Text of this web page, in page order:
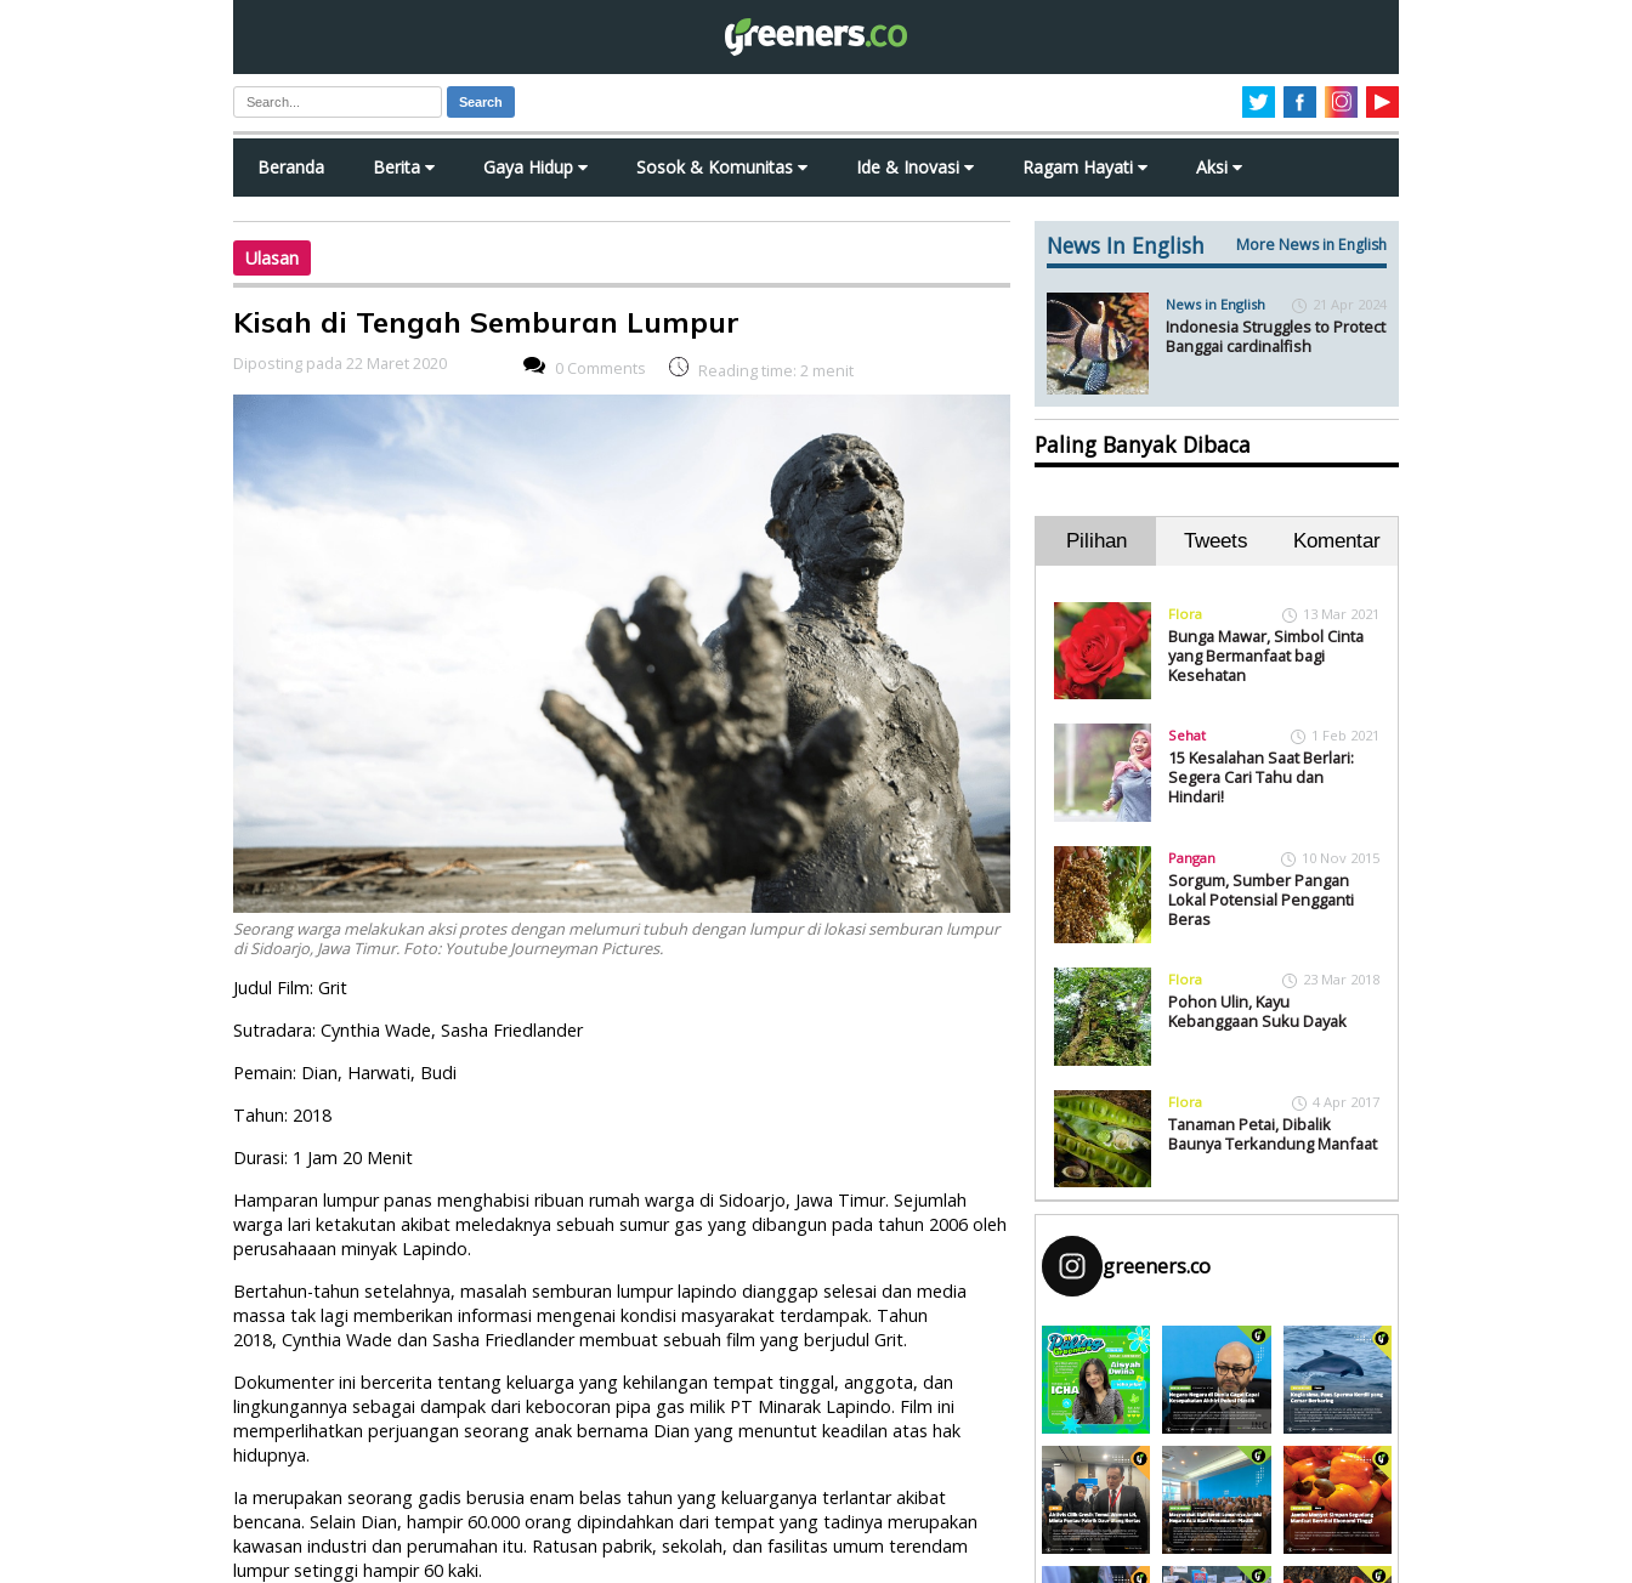
Search
Beranda Berita Gaya Hidup Sosok & Komunitas Ide & Inovasi Ragam Hayati Aksi
Ulasan
Kisah di Tengah Semburan Lumpur
Diposting pada 22 Maret 2020 0 Comments Reading time: 2 menit
Seorang warga melakukan aksi protes dengan melumuri tubuh dengan lumpur di lokasi semburan lumpur
di Sidoarjo, Jawa Timur. Foto: Youtube Journeyman Pictures.
Judul Film: Grit
Sutradara: Cynthia Wade, Sasha Friedlander
Pemain: Dian, Harwati, Budi
Tahun: 2018
Durasi: 1 Jam 20 Menit
Hamparan lumpur panas menghabisi ribuan rumah warga di Sidoarjo, Jawa Timur. Sejumlah
warga lari ketakutan akibat meledaknya sebuah sumur gas yang dibangun pada tahun 2006 oleh
perusahaaan minyak Lapindo.
Bertahun-tahun setelahnya, masalah semburan lumpur lapindo dianggap selesai dan media
massa tak lagi memberikan informasi mengenai kondisi masyarakat terdampak. Tahun
2018, Cynthia Wade dan Sasha Friedlander membuat sebuah film yang berjudul Grit.
Dokumenter ini bercerita tentang keluarga yang kehilangan tempat tinggal, anggota, dan
lingkungannya sebagai dampak dari kebocoran pipa gas milik PT Minarak Lapindo. Film ini
memperlihatkan perjuangan seorang anak bernama Dian yang menuntut keadilan atas hak
hidupnya.
Ia merupakan seorang gadis berusia enam belas tahun yang keluarganya terlantar akibat
bencana. Selain Dian, hampir 60.000 orang dipindahkan dari tempat yang tadinya merupakan
kawasan industri dan perumahan itu. Ratusan pabrik, sekolah, dan fasilitas umum terendam
lumpur setinggi hampir 60 kaki.
News In English More News in English
News in English 21 Apr 2024
Indonesia Struggles to Protect
Banggai cardinalfish
Paling Banyak Dibaca
Pilihan Tweets Komentar
Flora 13 Mar 2021
Bunga Mawar, Simbol Cinta
yang Bermanfaat bagi
Kesehatan
Sehat 1 Feb 2021
15 Kesalahan Saat Berlari:
Segera Cari Tahu dan
Hindari!
Pangan 10 Nov 2015
Sorgum, Sumber Pangan
Lokal Potensial Pengganti
Beras
Flora 23 Mar 2018
Pohon Ulin, Kayu
Kebanggaan Suku Dayak
Flora 4 Apr 2017
Tanaman Petai, Dibalik
Baunya Terkandung Manfaat
greeners.co